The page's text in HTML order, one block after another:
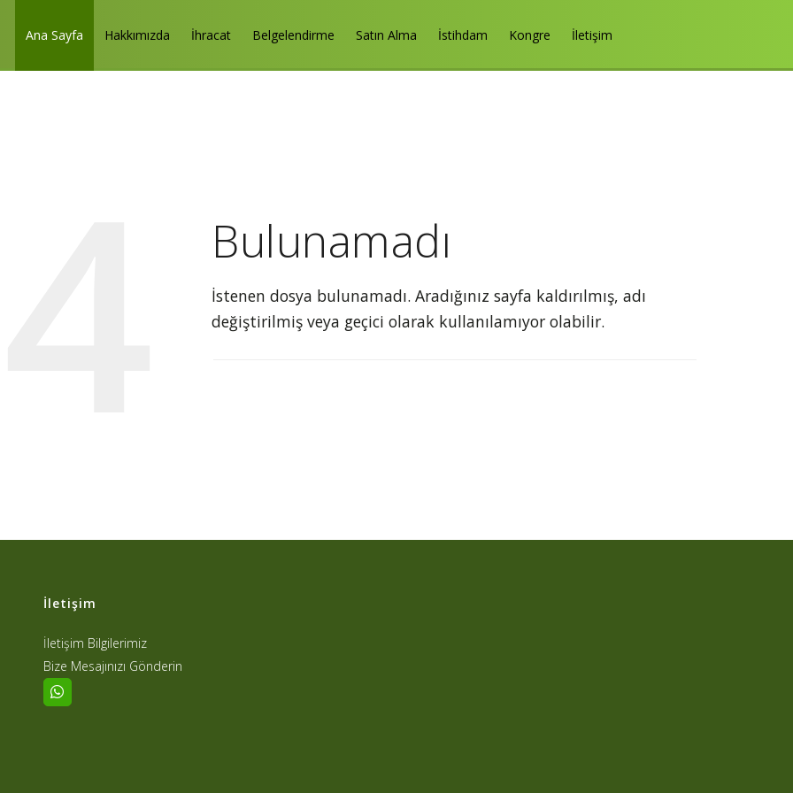
Ana Sayfa Hakkımızda İhracat Belgelendirme Satın Alma İstihdam Kongre İletişim
Bulunamadı
İstenen dosya bulunamadı. Aradığınız sayfa kaldırılmış, adı
değiştirilmiş veya geçici olarak kullanılamıyor olabilir.
İletişim
İletişim Bilgilerimiz
Bize Mesajınızı Gönderin